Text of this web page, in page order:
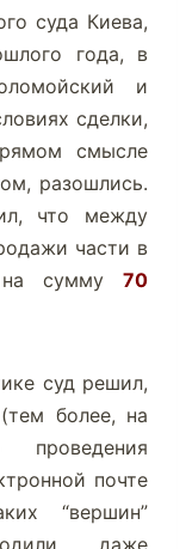
суда Киева,
года, в
и
сделки,
смысле
разошлись.
что между
части в
на сумму 70
суд решил,
более, на
почте
“вершин”
даже